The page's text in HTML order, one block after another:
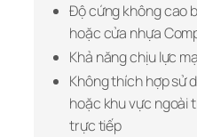
Độ cứng không cao
hoặc cửa nhựa
Khả năng chịu lực
Không thích hợp sử
hoặc khu vực ngoài
trực tiếp